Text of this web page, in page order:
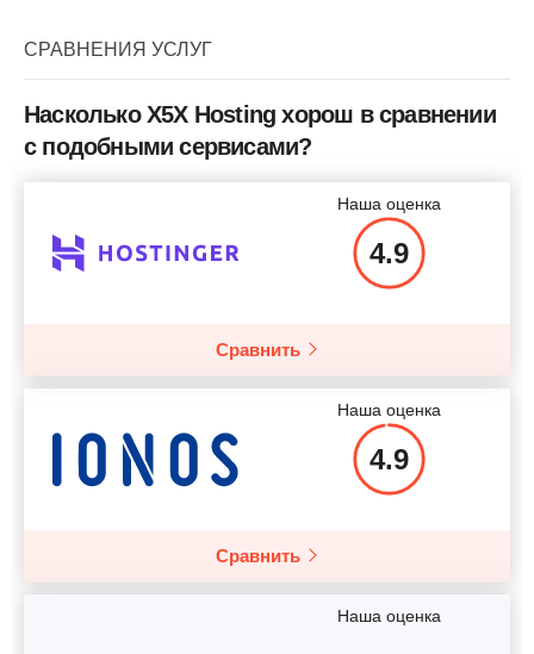
Подробнее
ЦП
ОЗУ
Цена
8Gb DDR3
СРАВНЕНИЯ УСЛУГ
Насколько X5X Hosting хорош в сравнении
с подобными сервисами?
Наша оценка
4.9
Сравнить
Наша оценка
4.9
Сравнить
Наша оценка